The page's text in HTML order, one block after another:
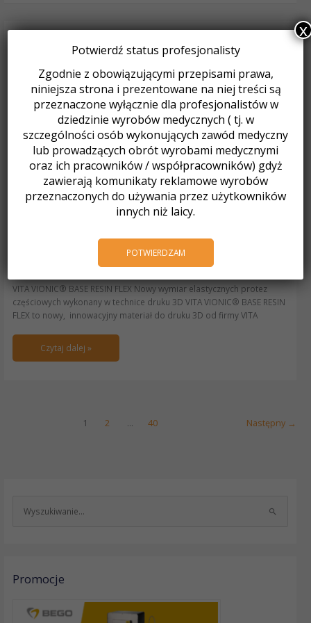
VITA VIONIC® BASE RESIN
VITA VIONIC® BASE RESIN FLEX Nowy wymiar elastycznych protez
częściowych wykonany w technice druku 3D VITA VIONIC® BASE RESIN
FLEX to nowy, innowacyjny materiał do druku 3D od firmy VITA
FLEX
Czytaj dalej »
1 2 … 40 Następny →
a
Promocje
Potwierdź status profesjonalisty
Zgodnie z obowiązującymi przepisami prawa,
niniejsza strona i prezentowane na niej treści są
przeznaczone wyłącznie dla profesjonalistów w
dziedzinie wyrobów medycznych ( tj. w
szczególności osób wykonujących zawód medyczny
lub prowadzących obrót wyrobami medycznymi
oraz ich pracowników / współpracowników) gdyż
zawierają komunikaty reklamowe wyrobów
przeznaczonych do używania przez użytkowników
innych niż laicy.
POTWIERDZAM
x